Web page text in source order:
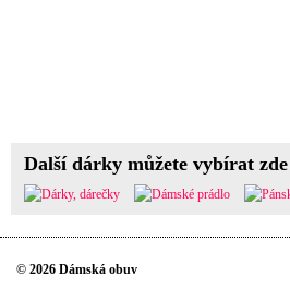
Další dárky můžete vybírat zde
© 2026 Dámská obuv